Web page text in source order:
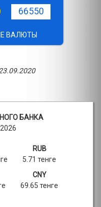
66550
ВАЛЮТЫ
БАНКА
RUB
5.71 тенге
CNY
69.65 тенге